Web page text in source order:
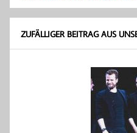
ZUFÄLLIGER BEITRAG AUS